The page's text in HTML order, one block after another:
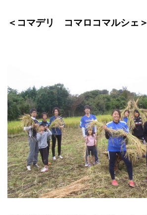
＜コマデリ コマロコマルシェ＞